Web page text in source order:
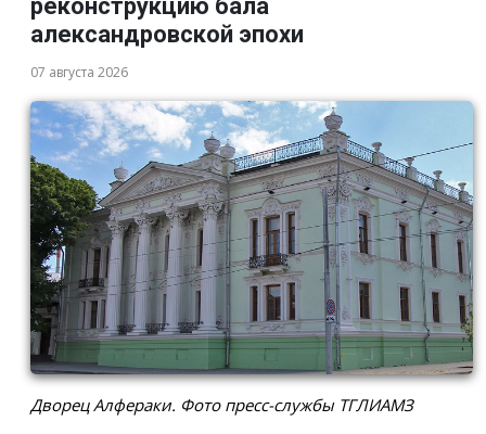
реконструкцию бала
александровской эпохи
07 августа 2026
Дворец Алфераки. Фото пресс-службы ТГЛИАМЗ